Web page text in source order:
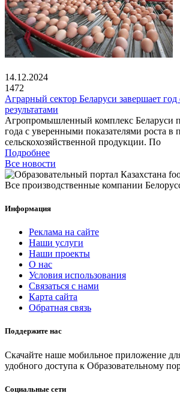
14.12.2024
1472
Аграрный сектор Беларуси завершает
результатами
Агропромышленный комплекс Беларуси
года с уверенными показателями роста в
сельскохозяйственной продукции. По
Подробнее
Все новости
Все производственные компании
Информация
Реклама на сайте
Наши услуги
Наши проекты
О нас
Условия использования
Связаться с нами
Карта сайта
Обратная связь
Поддержите нас
Скачайте наше мобильное приложение
удобного доступа к Образовательному
Социальные сети